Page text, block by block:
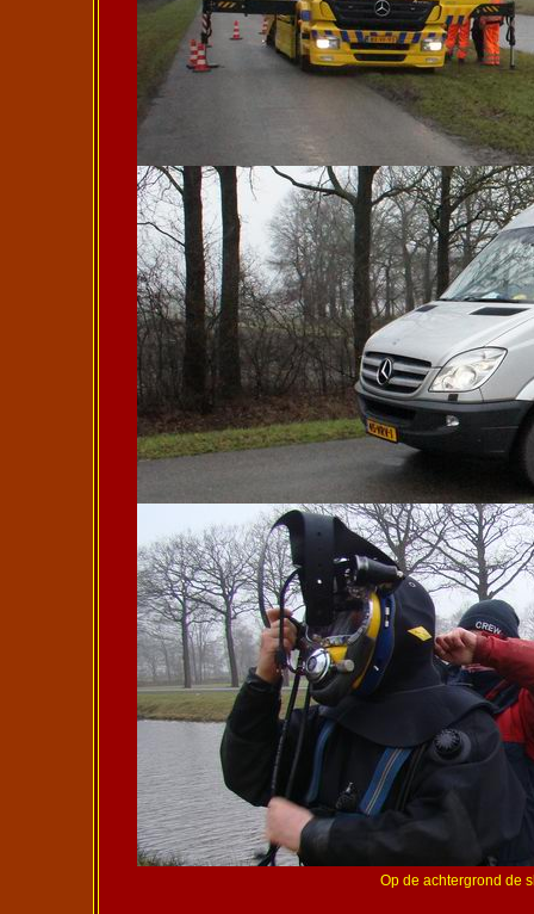
Op de achtergrond de